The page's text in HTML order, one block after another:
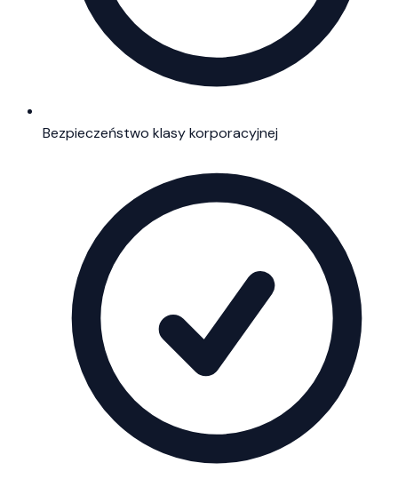
Bezpieczeństwo klasy korporacyjnej